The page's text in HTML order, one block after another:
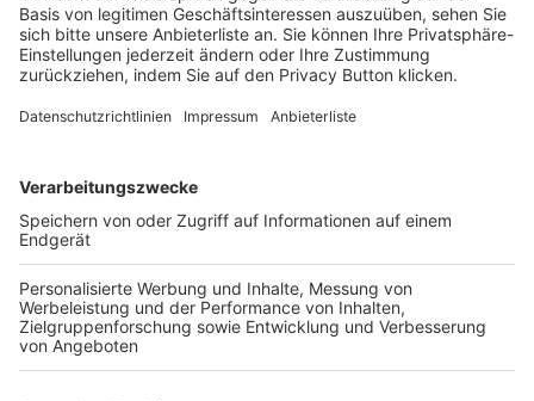
Login SpielPlus
FOLGE DEM BFV
TOP-VEREINE
TOP-PARTNER